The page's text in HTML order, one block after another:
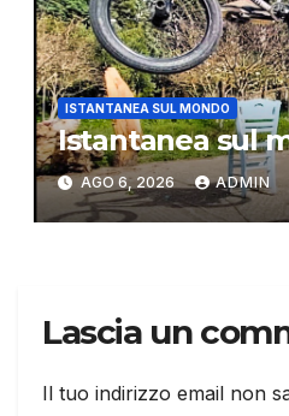
ISTANTANEA SUL MONDO
Istantanea sul
AGO 6, 2026 ADMIN
Lascia un
Il tuo indirizzo email non